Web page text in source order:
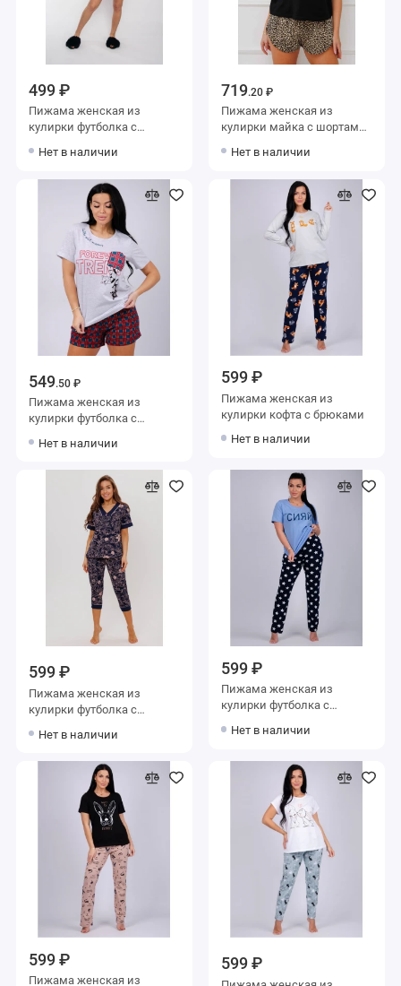
499 ₽
Пижама женская из
кулирки футболка с
Нет в наличии
719.20 ₽
Пижама женская из
кулирки майка с шортами
Нет в наличии
549.50 ₽
Пижама женская из
кулирки футболка с
Нет в наличии
599 ₽
Пижама женская из
кулирки кофта с брюками
Нет в наличии
599 ₽
Пижама женская из
кулирки футболка с
Нет в наличии
599 ₽
Пижама женская из
кулирки футболка с
Нет в наличии
599 ₽
Пижама женская из
599 ₽